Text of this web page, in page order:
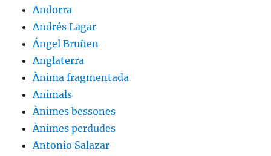
Andorra
Andrés Lagar
Ángel Bruñen
Anglaterra
Ànima fragmentada
Animals
Ànimes bessones
Ànimes perdudes
Antonio Salazar